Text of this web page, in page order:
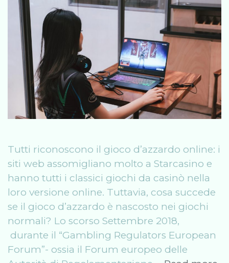
Tutti riconoscono il gioco d’azzardo online: i
siti web assomigliano molto a Starcasino e
hanno tutti i classici giochi da casinò nella
loro versione online. Tuttavia, cosa succede
se il gioco d’azzardo è nascosto nei giochi
normali? Lo scorso Settembre 2018,
durante il “Gambling Regulators European
Forum”- ossia il Forum europeo delle